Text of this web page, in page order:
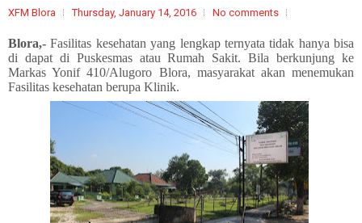
XFM Blora Thursday, January 14, 2016 No comments
Blora,- Fasilitas kesehatan yang lengkap ternyata tidak hanya bisa
di dapat di Puskesmas atau Rumah Sakit. Bila berkunjung ke
Markas Yonif 410/Alugoro Blora, masyarakat akan menemukan
Fasilitas kesehatan berupa Klinik.